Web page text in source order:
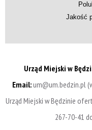
Jakość
Urząd Miejski w
Email:um@um.bedzin.pl
Urząd Miejski w Będzinie
267-70-41